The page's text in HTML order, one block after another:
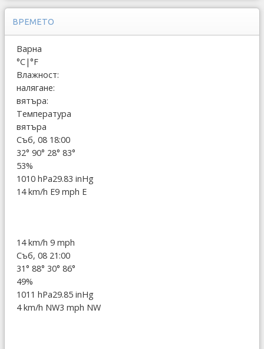
ВРЕМЕТО
Варна
°C|°F
Влажност:
налягане:
вятъра:
Температура
вятъра
Съб, 08 18:00
32° 90° 28° 83°
53%
1010 hPa29.83 inHg
14 km/h E9 mph E
14 km/h 9 mph
Съб, 08 21:00
31° 88° 30° 86°
49%
1011 hPa29.85 inHg
4 km/h NW3 mph NW